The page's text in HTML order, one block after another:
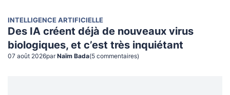
INTELLIGENCE ARTIFICIELLE
Des IA créent déjà de nouveaux virus
biologiques, et c’est très inquiétant
07 août 2026par Naïm Bada(5 commentaires)